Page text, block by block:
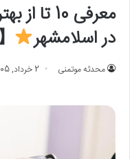
معرفی 10
در اسلامشهر
محدثه موتمنی 2 خرداد, 1405